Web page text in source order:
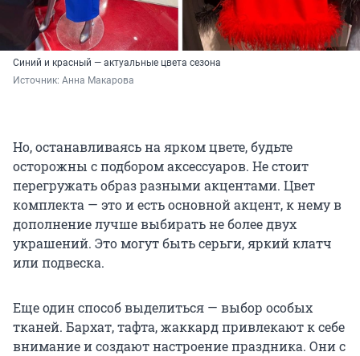
Синий и красный — актуальные цвета сезона
Источник: Анна Макарова
Но, останавливаясь на ярком цвете, будьте
осторожны с подбором аксессуаров. Не стоит
перегружать образ разными акцентами. Цвет
комплекта — это и есть основной акцент, к нему в
дополнение лучше выбирать не более двух
украшений. Это могут быть серьги, яркий клатч
или подвеска.
Еще один способ выделиться — выбор особых
тканей. Бархат, тафта, жаккард привлекают к себе
внимание и создают настроение праздника. Они с